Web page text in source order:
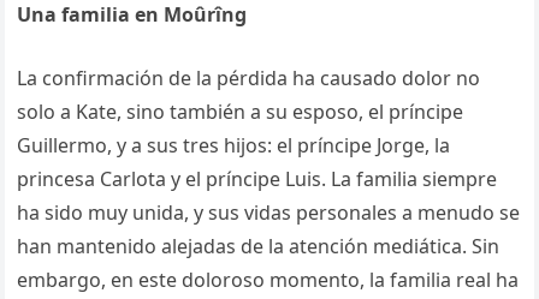
Una familia en Moûrîng
La confirmación de la pérdida ha causado dolor no
solo a Kate, sino también a su esposo, el príncipe
Guillermo, y a sus tres hijos: el príncipe Jorge, la
princesa Carlota y el príncipe Luis. La familia siempre
ha sido muy unida, y sus vidas personales a menudo se
han mantenido alejadas de la atención mediática. Sin
embargo, en este doloroso momento, la familia real ha